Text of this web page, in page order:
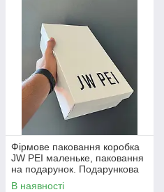
Фірмове паковання коробка
JW PEI маленьке, паковання
на подарунок. Подарункова
брендова коробка
В наявності